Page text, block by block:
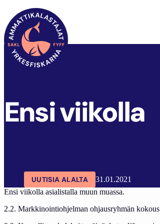
SAKL ARTIKKELIT
Ensi viikolla
UUTISIA ALALTA
31.01.2021
Ensi viikolla asialistalla muun muassa.
2.2. Markkinointiohjelman ohjausryhmän kokous